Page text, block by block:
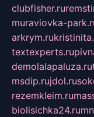
clubfisher.ru
muraviovka-
arkrym.ru
textexperts.ru
demolalapaluza.ru
msdip.rujdol.ru
rezemkleim.ru
biolisichka24.ru